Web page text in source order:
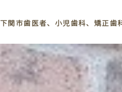
下関市歯医者、小児歯科、矯正歯